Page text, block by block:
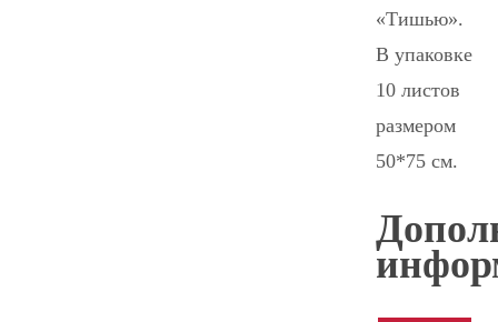
«Тишью».
В упаковке
10 листов
размером
50*75 см.